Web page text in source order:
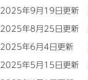
2025年9月19日更新
2025年8月25日更新
2025年6月4日更新
2025年5月15日更新